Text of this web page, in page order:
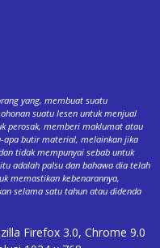
yang, membuat suatu
suatu lesen untuk menjual
perosak, memberi maklumat atau
apa butir material, melainkan jika
tidak mempunyai sebab untuk
adalah palsu dan bahawa dia telah
memastikan kebenarannya,
selama satu tahun atau didenda
Firefox 3.0, Chrome 9.0